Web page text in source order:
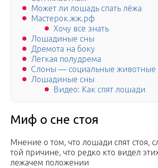
Может ли лошадь спать лёжа
Мастерок.жж.рф
Хочу все знать
Лошадиные сны
Дремота на боку
Легкая полудрема
Слоны — социальные животные
Лошадиные сны
Видео: Как спят лошади
Миф о сне стоя
Мнение о том, что лошади спят стоя,
той причине, что редко кто видел
лежачем положении